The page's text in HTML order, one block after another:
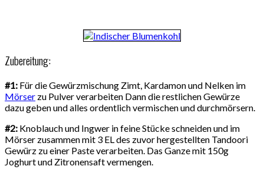
Zubereitung:
#1: Für die Gewürzmischung Zimt, Kardamon und Nelken im
Mörser zu Pulver verarbeiten Dann die restlichen Gewürze
dazu geben und alles ordentlich vermischen und durchmörsern.
#2: Knoblauch und Ingwer in feine Stücke schneiden und im
Mörser zusammen mit 3 EL des zuvor hergestellten Tandoori
Gewürz zu einer Paste verarbeiten. Das Ganze mit 150g
Joghurt und Zitronensaft vermengen.